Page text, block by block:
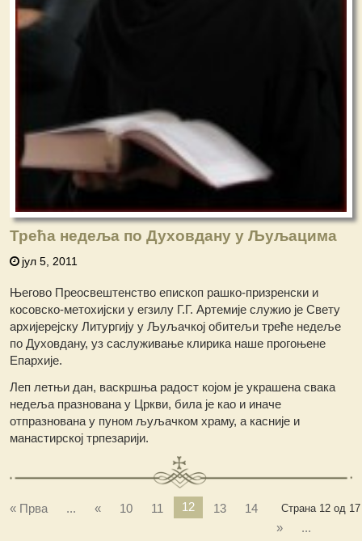
Трећа недеља по Духовдану у Љуљацима
јул 5, 2011
Његово Преосвештенство епископ рашко-призренски и
косовско-метохијски у егзилу Г.Г. Артемије служио је Свету
архијерејску Литургију у Љуљачкој обитељи треће недеље
по Духовдану, уз саслуживање клирика наше прогоњене
Епархије.
Леп летњи дан, васкршња радост којом је украшена свака
недеља празнована у Цркви, била је као и иначе
отпразнована у пуном љуљачком храму, а касније и
манастирској трпезарији.
Страна 12 од 17
« Прва ... « 10 11 12 13
14
»
...